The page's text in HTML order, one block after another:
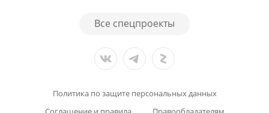
Все спецпроекты
Политика по защите персональных данных